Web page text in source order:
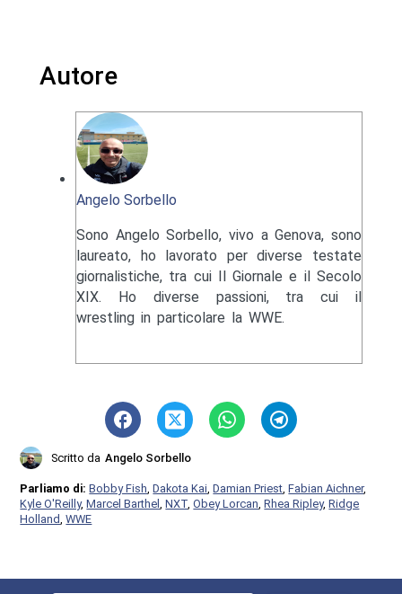
Autore
Angelo Sorbello
Sono Angelo Sorbello, vivo a Genova, sono
laureato, ho lavorato per diverse testate
giornalistiche, tra cui Il Giornale e il Secolo
XIX. Ho diverse passioni, tra cui il
wrestling in particolare la WWE.
Scritto da Angelo Sorbello
Parliamo di:Bobby Fish,Dakota Kai,Damian Priest,Fabian Aichner,
Kyle O'Reilly,Marcel Barthel,NXT,Obey Lorcan,Rhea Ripley,Ridge
Holland,WWE